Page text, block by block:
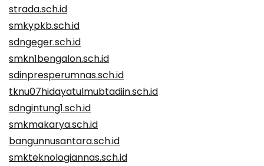
strada.sch.id
smkypkb.sch.id
sdngeger.sch.id
smkn1bengalon.sch.id
sdinpresperumnas.sch.id
tknu07hidayatulmubtadiin.sch.id
sdngintung1.sch.id
smkmakarya.sch.id
bangunnusantara.sch.id
smkteknologiannas.sch.id